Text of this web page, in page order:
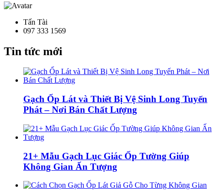
Tấn Tài
097 333 1569
Tin tức mới
Gạch Ốp Lát và Thiết Bị Vệ Sinh Long Tuyến
Phát – Nơi Bán Chất Lượng
21+ Mẫu Gạch Lục Giác Ốp Tường Giúp
Không Gian Ấn Tượng